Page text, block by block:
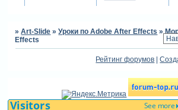
»Art-Slide »Уроки по Adobe After Effects »
Effects
Рейтинг форумов |